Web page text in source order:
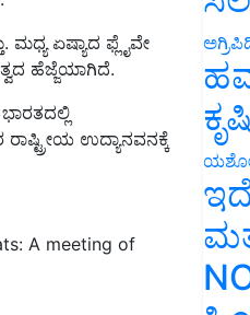
ಏಷ್ಯಾದ ಫ್ಲೈವೇ
ಹೆಜ್ಜೆಯಾಗಿದೆ.
ಉದ್ಯಾನವನಕ್ಕೆ
A meeting of